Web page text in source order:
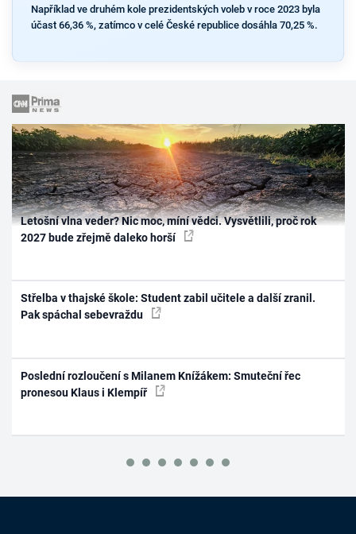
Například ve druhém kole prezidentských voleb v roce 2023 byla
účast 66,36 %, zatímco v celé České republice dosáhla 70,25 %.
Letošní vlna veder? Nic moc, míní vědci. Vysvětlili, proč rok
2027 bude zřejmě daleko horší
Střelba v thajské škole: Student zabil učitele a další zranil.
Pak spáchal sebevraždu
Poslední rozloučení s Milanem Knížákem: Smuteční řec
pronesou Klaus i Klempíř